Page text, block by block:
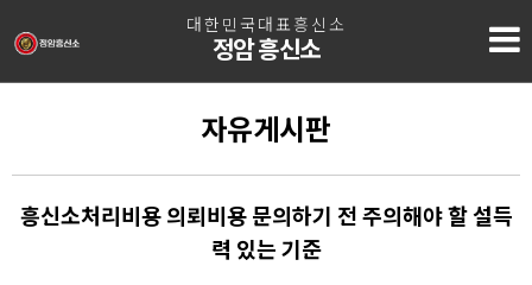
대한민국대표흥신소
정암 흥신소
자유게시판
흥신소처리비용 의뢰비용 문의하기 전 주의해야 할 설득
력 있는 기준